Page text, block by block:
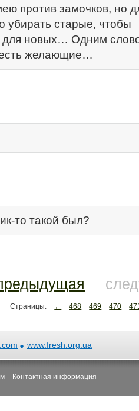
против замочков, но
убирать старые, чтобы
для новых… Одним
есть желающие…
то такой был?
Страницы: ← 468 469 470
www.fresh.org.ua
Контактная информация